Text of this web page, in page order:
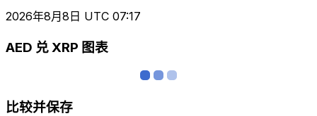
2026年8月8日 UTC 07:17
AED 兑 XRP 图表
比较并保存